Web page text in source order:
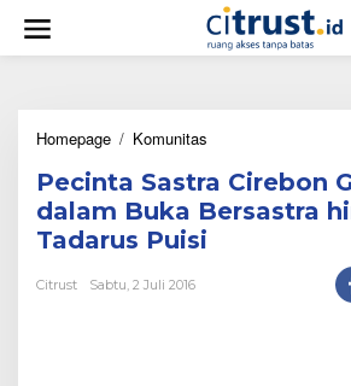
w
Homepage / Komunitas
c
i
n
Pecinta Sastra Cirebon
dalam Buka Bersastra
Tadarus Puisi
Citrust Sabtu, 2 Juli 2016